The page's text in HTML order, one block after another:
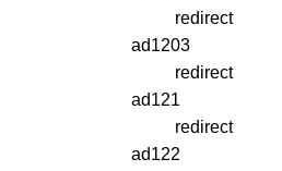
redirect
ad1203
redirect
ad121
redirect
ad122